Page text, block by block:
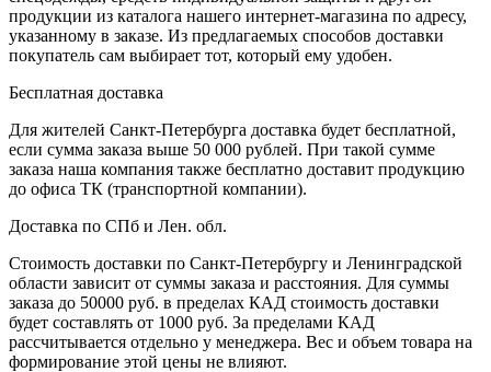
продукции из каталога нашего интернет-магазина по адресу,
указанному в заказе. Из предлагаемых способов доставки
покупатель сам выбирает тот, который ему удобен.
Бесплатная доставка
Для жителей Санкт-Петербурга доставка будет бесплатной,
если сумма заказа выше 50 000 рублей. При такой сумме
заказа наша компания также бесплатно доставит продукцию
до офиса ТК (транспортной компании).
Доставка по СПб и Лен. обл.
Стоимость доставки по Санкт-Петербургу и Ленинградской
области зависит от суммы заказа и расстояния. Для суммы
заказа до 50000 руб. в пределах КАД стоимость доставки
будет составлять от 1000 руб. За пределами КАД
рассчитывается отдельно у менеджера. Вес и объем товара на
формирование этой цены не влияют.